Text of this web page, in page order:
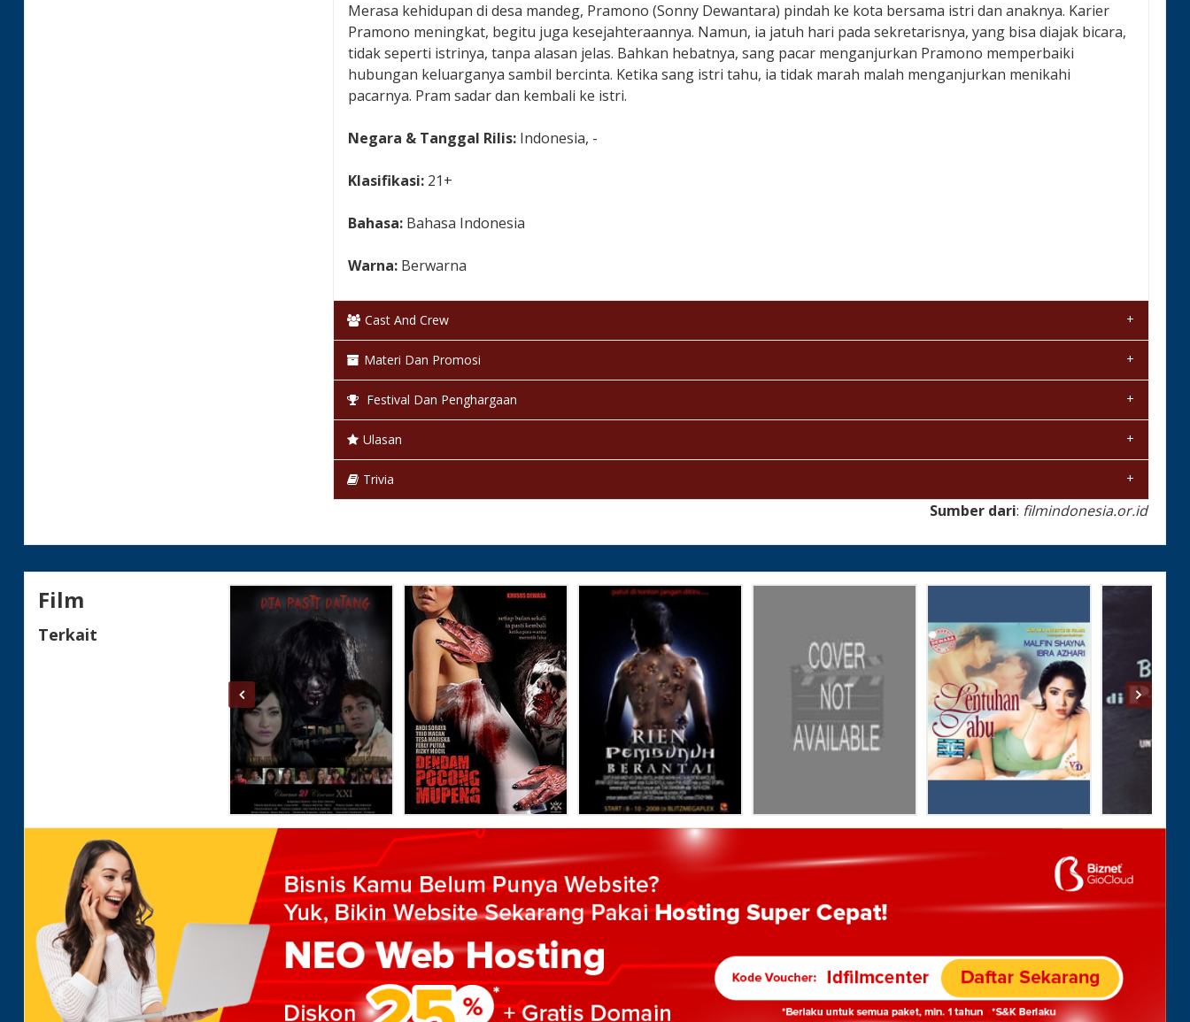
Merasa kehidupan di desa mandeg, Pramono (Sonny Dewantara) pindah ke kota bersama istri dan anaknya. Karier
Pramono meningkat, begitu juga kesejahteraannya. Namun, ia jatuh hari pada sekretarisnya, yang bisa diajak bicara,
tidak seperti istrinya, tanpa alasan jelas. Bahkan hebatnya, sang pacar menganjurkan Pramono memperbaiki
hubungan keluarganya sambil bercinta. Ketika sang istri tahu, ia tidak marah malah menganjurkan menikahi
pacarnya. Pram sadar dan kembali ke istri.
Negara & Tanggal Rilis: Indonesia, -
Klasifikasi: 21+
Bahasa: Bahasa Indonesia
Warna: Berwarna
Cast And Crew
Materi Dan Promosi
Festival Dan Penghargaan
Ulasan
Trivia
Sumber dari: filmindonesia.or.id
Film
Terkait